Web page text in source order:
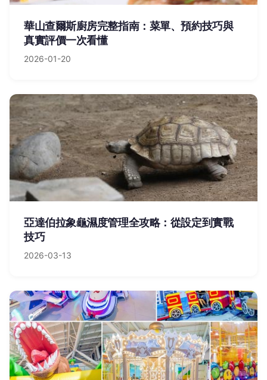
華山查爾斯廚房完整指南：菜單、預約技巧與
真實評價一次看懂
2026-01-20
亞達伯拉象龜濕度管理全攻略：從設定到實戰
技巧
2026-03-13